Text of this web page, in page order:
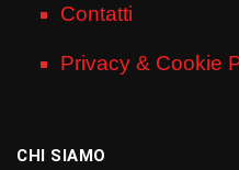
Contatti
Privacy & Cookie
CHI SIAMO